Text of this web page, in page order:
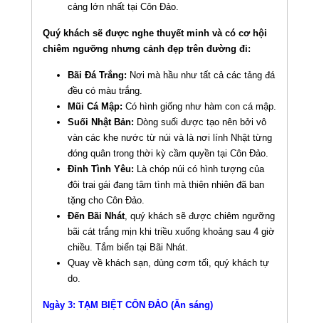
cảng lớn nhất tại Côn Đảo.
Quý khách sẽ được nghe thuyết minh và có cơ hội
chiêm ngưỡng nhưng cảnh đẹp trên đường đi:
Bãi Đá Trắng: Nơi mà hầu như tất cả các tảng đá
đều có màu trắng.
Mũi Cá Mập: Có hình giống như hàm con cá mập.
Suối Nhật Bản: Dòng suối được tạo nên bởi vô
vàn các khe nước từ núi và là nơi lính Nhật từng
đóng quân trong thời kỳ cầm quyền tại Côn Đảo.
Đỉnh Tình Yêu: Là chóp núi có hình tượng của
đôi trai gái đang tâm tình mà thiên nhiên đã ban
tặng cho Côn Đảo.
Đến Bãi Nhát, quý khách sẽ được chiêm ngưỡng
bãi cát trắng mịn khi triều xuống khoảng sau 4 giờ
chiều. Tắm biển tại Bãi Nhát.
Quay về khách sạn, dùng cơm tối, quý khách tự
do.
Ngày 3: TẠM BIỆT CÔN ĐẢO (Ăn sáng)